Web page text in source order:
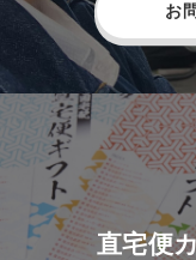
お
直宅便